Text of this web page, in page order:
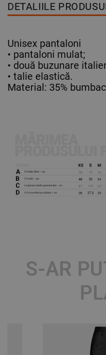
DETALIILE
Unisex pantaloni
• pantaloni mulat;
• două buzunare
• talie elastică.
Material: 35%
S-AR